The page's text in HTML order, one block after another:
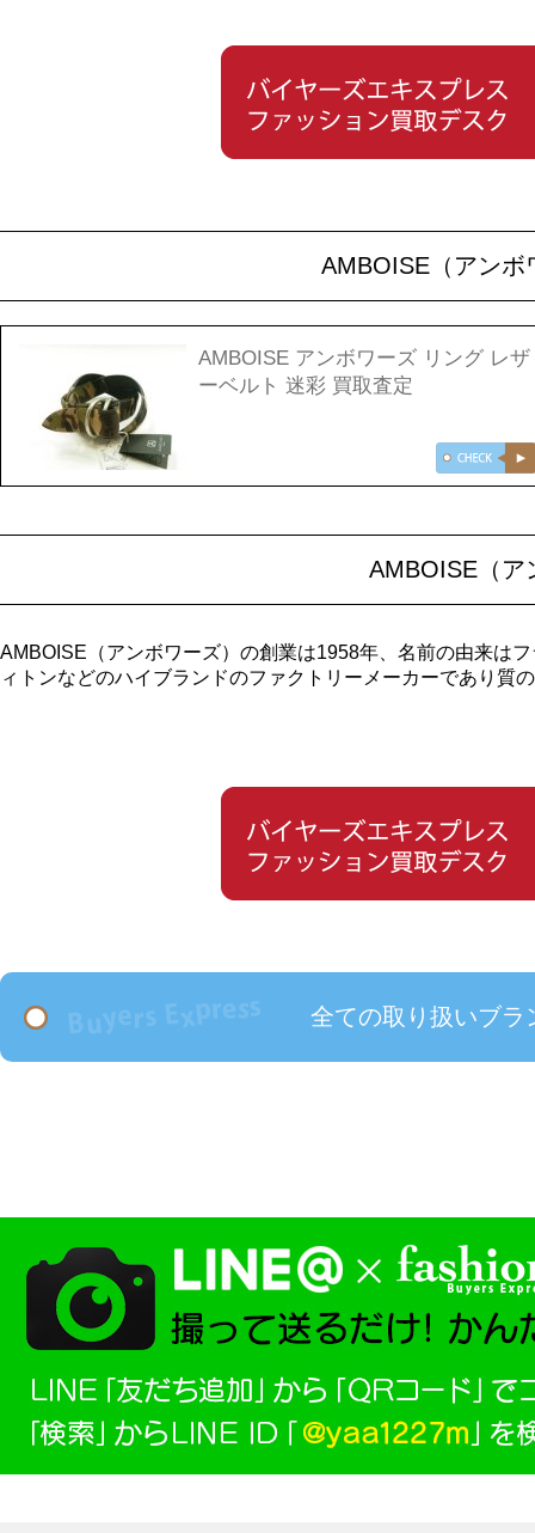
AMBOISE（アン
AMBOISE アンボワーズ リング レザ
ーベルト 迷彩 買取査定
AMBOISE（ア
AMBOISE（アンボワーズ）の創業は1958年、名前の由来は
ィトンなどのハイブランドのファクトリーメーカーであり質
全ての取り扱いブラ